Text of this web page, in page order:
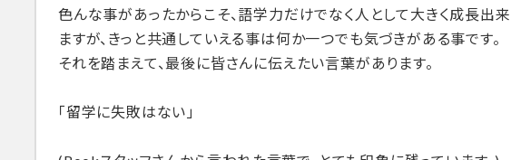
色んな事があったからこそ、語学力だけでなく人として大きく成⾧出
ますが、きっと共通していえる事は何か一つでも気づきがある事です。
それを踏まえて、最後に皆さんに伝えたい言葉があります。
「留学に失敗はない」